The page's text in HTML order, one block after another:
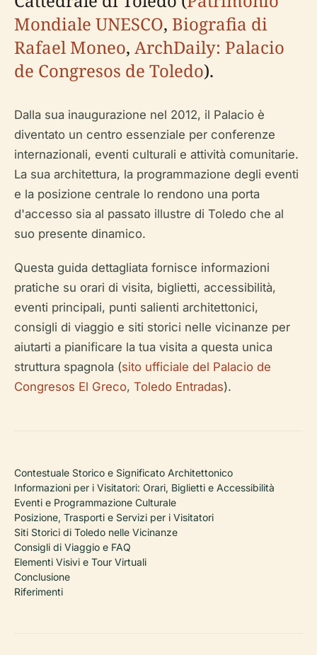
Mondiale UNESCO, Biografia di
Rafael Moneo, ArchDaily: Palacio
de Congresos de Toledo).
Dalla sua inaugurazione nel 2012, il Palacio è
diventato un centro essenziale per conferenze
internazionali, eventi culturali e attività comunitarie.
La sua architettura, la programmazione degli eventi
e la posizione centrale lo rendono una porta
d'accesso sia al passato illustre di Toledo che al
suo presente dinamico.
Questa guida dettagliata fornisce informazioni
pratiche su orari di visita, biglietti, accessibilità,
eventi principali, punti salienti architettonici,
consigli di viaggio e siti storici nelle vicinanze per
aiutarti a pianificare la tua visita a questa unica
struttura spagnola (sito ufficiale del Palacio de
Congresos El Greco, Toledo Entradas).
Contestuale Storico e Significato Architettonico
Informazioni per i Visitatori: Orari, Biglietti e Accessibilità
Eventi e Programmazione Culturale
Posizione, Trasporti e Servizi per i Visitatori
Siti Storici di Toledo nelle Vicinanze
Consigli di Viaggio e FAQ
Elementi Visivi e Tour Virtuali
Conclusione
Riferimenti